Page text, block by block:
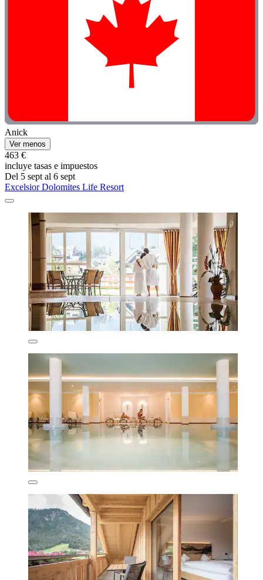
Anick
Ver menos
463 €
incluye tasas e impuestos
Del 5 sept al 6 sept
Excelsior Dolomites Life Resort